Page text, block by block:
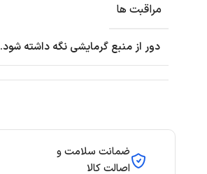
ضمانت سلامت و
اصالت کالا
مراقبت ها
دور از منبع گرمایشی نگه داشته شود.